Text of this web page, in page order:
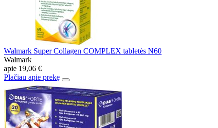
Walmark Super Collagen COMPLEX tabletės N60
Walmark
apie 19,06 €
Plačiau apie prekę